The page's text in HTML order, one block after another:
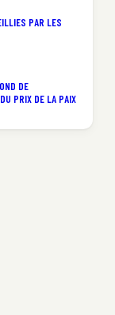
PAR LES
DE
PRIX DE LA PAIX